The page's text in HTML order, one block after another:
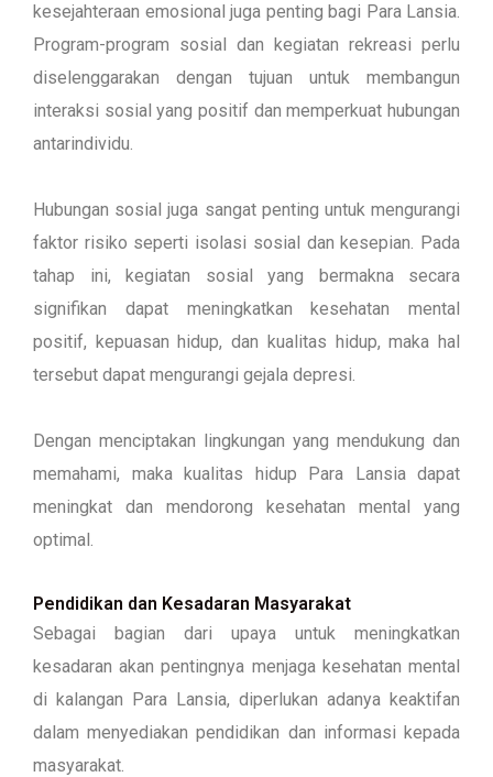
kesejahteraan emosional juga penting bagi Para Lansia.
Program-program sosial dan kegiatan rekreasi perlu
diselenggarakan dengan tujuan untuk membangun
interaksi sosial yang positif dan memperkuat hubungan
antarindividu.
Hubungan sosial juga sangat penting untuk mengurangi
faktor risiko seperti isolasi sosial dan kesepian. Pada
tahap ini, kegiatan sosial yang bermakna secara
signifikan dapat meningkatkan kesehatan mental
positif, kepuasan hidup, dan kualitas hidup, maka hal
tersebut dapat mengurangi gejala depresi.
Dengan menciptakan lingkungan yang mendukung dan
memahami, maka kualitas hidup Para Lansia dapat
meningkat dan mendorong kesehatan mental yang
optimal.
Pendidikan dan Kesadaran Masyarakat
Sebagai bagian dari upaya untuk meningkatkan
kesadaran akan pentingnya menjaga kesehatan mental
di kalangan Para Lansia, diperlukan adanya keaktifan
dalam menyediakan pendidikan dan informasi kepada
masyarakat.